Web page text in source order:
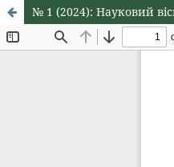
№ 1 (2024): Науковий